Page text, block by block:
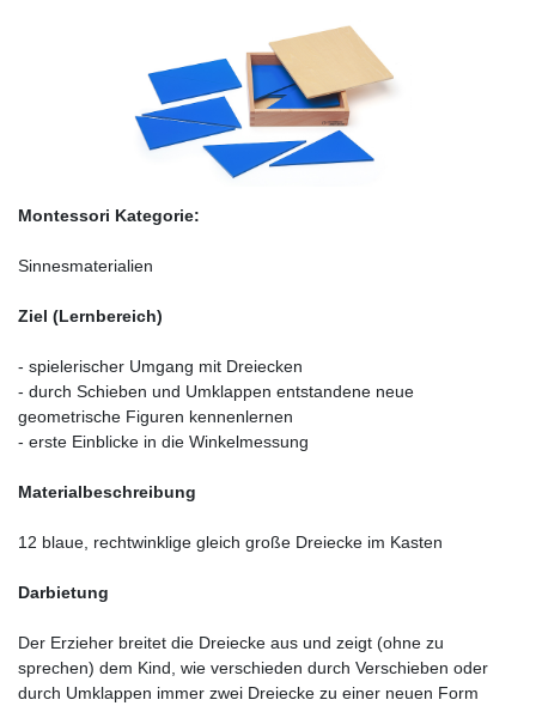
Montessori Kategorie:
Sinnesmaterialien
Ziel (Lernbereich)
- spielerischer Umgang mit Dreiecken
- durch Schieben und Umklappen entstandene neue
geometrische Figuren kennenlernen
- erste Einblicke in die Winkelmessung
Materialbeschreibung
12 blaue, rechtwinklige gleich große Dreiecke im Kasten
Darbietung
Der Erzieher breitet die Dreiecke aus und zeigt (ohne zu
sprechen) dem Kind, wie verschieden durch Verschieben oder
durch Umklappen immer zwei Dreiecke zu einer neuen Form